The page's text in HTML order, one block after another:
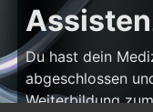
Du hast dein
abgeschlossen
Weiterbildung